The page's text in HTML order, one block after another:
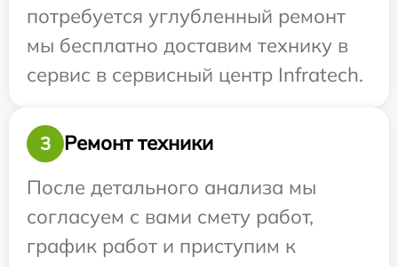
потребуется углубленный ремонт
мы бесплатно доставим технику в
сервис в сервисный центр Infratech.
3
Ремонт техники
После детального анализа мы
согласуем с вами смету работ,
график работ и приступим к